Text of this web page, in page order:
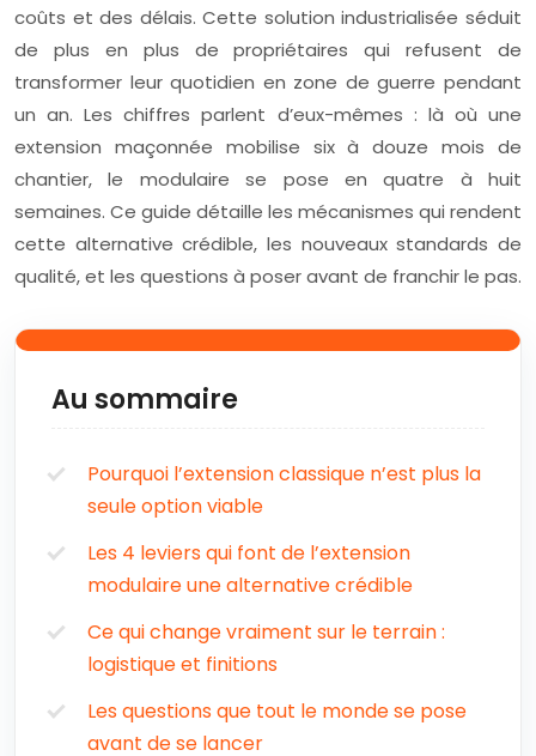
coûts et des délais. Cette solution industrialisée séduit
de plus en plus de propriétaires qui refusent de
transformer leur quotidien en zone de guerre pendant
un an. Les chiffres parlent d’eux-mêmes : là où une
extension maçonnée mobilise six à douze mois de
chantier, le modulaire se pose en quatre à huit
semaines. Ce guide détaille les mécanismes qui rendent
cette alternative crédible, les nouveaux standards de
qualité, et les questions à poser avant de franchir le pas.
Au sommaire
Pourquoi l’extension classique n’est plus la
seule option viable
Les 4 leviers qui font de l’extension
modulaire une alternative crédible
Ce qui change vraiment sur le terrain :
logistique et finitions
Les questions que tout le monde se pose
avant de se lancer